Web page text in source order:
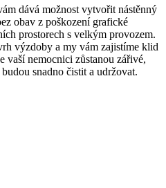
dává možnost vytvořit nástěnný
obav z poškození grafické
prostorech s velkým provozem.
výzdoby a my vám zajistíme klid
vaší nemocnici zůstanou zářivé,
snadno čistit a udržovat.